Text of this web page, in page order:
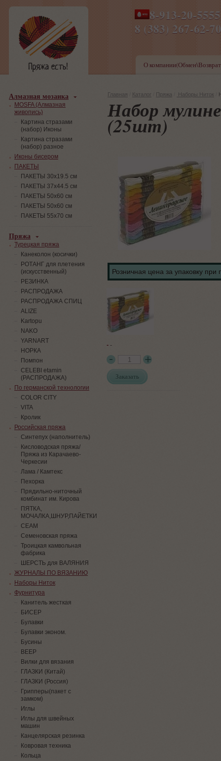
8-913-20-
8 (383) 267-
ПН-ПТ 8-17,СБ-ВС 9-
О
Главная Каталог Пряжа Наборы Ниток
Набор
(25шт)
Розничная цена за упаковку при
--
Заказать
Алмазная мозаика
MOSFA (Алмазная
живопись)
Картина стразами
(набор) Иконы
Картина стразами
(набор) разное
Иконы бисером
ПАКЕТЫ
ПАКЕТЫ 30х19.5 см
ПАКЕТЫ 37х44.5 см
ПАКЕТЫ 50х60 см
ПАКЕТЫ 50х60 см
ПАКЕТЫ 55х70 см
Пряжа
Турецкая пряжа
Канеколон (косички)
РОТАНГ для плетения
(искусственный)
PЕЗИНКА
РАСПРОДАЖА
РАСПРОДАЖА СПИЦ
ALIZE
Kartopu
NAKO
YARNART
НОРКА
Помпон
СELEBI etamin
(РАСПРОДАЖА)
По германской технологии
COLOR CITY
VITA
Кролик
Российская пряжа
Синтепух (наполнитель)
Кисловодская пряжа/
Пряжа из Карачаево-
Черкесии
Лама / Камтекс
Пехорка
Прядильно-ниточный
комбинат им. Кирова
ПЯТКА,
МОЧАЛКА,ШНУР,ПАЙЕТКИ
СЕАМ
Семеновская пряжа
Троицкая камвольная
фабрика
ШЕРСТЬ для ВАЛЯНИЯ
ЖУРНАЛЫ ПО ВЯЗАНИЮ
Наборы Ниток
Фурнитура
Канитель жесткая
БИСЕР
Булавки
Булавки эконом.
Бусины
ВЕЕР
Вилки для вязания
ГЛАЗКИ (Китай)
ГЛАЗКИ (Россия)
Грипперы(пакет с
замком)
Иглы
Иглы для швейных
машин
Канцелярская резинка
Ковровая техника
Кольца